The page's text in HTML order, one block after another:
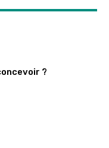
?